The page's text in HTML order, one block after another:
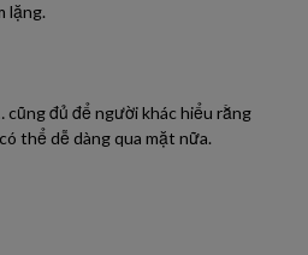
lặng.
đủ để người khác hiểu rằng
thể dễ dàng qua mặt nữa.